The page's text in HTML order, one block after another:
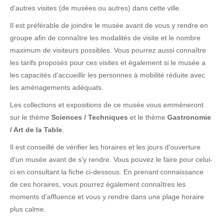
d'autres visites (de musées ou autres) dans cette ville.
Il est préférable de joindre le musée avant de vous y rendre en
groupe afin de connaître les modalités de visite et le nombre
maximum de visiteurs possibles. Vous pourrez aussi connaître
les tarifs proposés pour ces visites et également si le musée a
les capacités d'accueillir les personnes à mobilité réduite avec
les aménagements adéquats.
Les collections et expositions de ce musée vous emmèneront
sur le thème Sciences / Techniques et le thème Gastronomie
/ Art de la Table
Il est conseillé de vérifier les horaires et les jours d'ouverture
d'un musée avant de s'y rendre. Vous pouvez le faire pour celui-
ci en consultant la fiche ci-dessous. En prenant connaissance
de ces horaires, vous pourrez également connaîtres les
moments d'affluence et vous y rendre dans une plage horaire
plus calme.